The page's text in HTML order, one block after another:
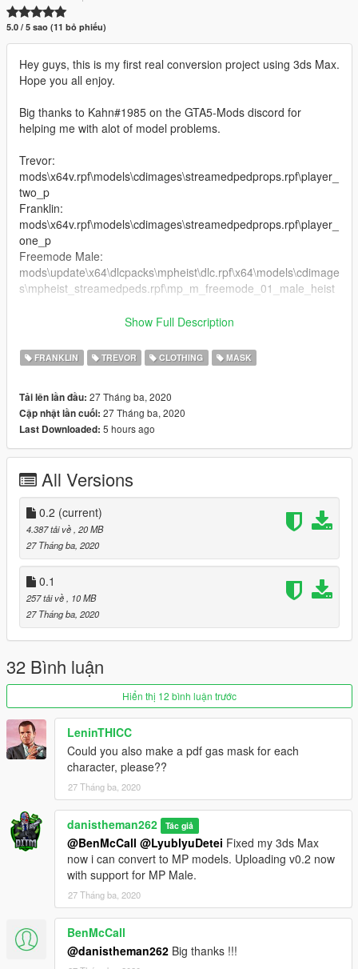
5.0 / 5 sao (11 bỏ phiếu)
Hey guys, this is my first real conversion project using 3ds Max.
Hope you all enjoy.
Big thanks to Kahn#1985 on the GTA5-Mods discord for
helping me with alot of model problems.
Trevor:
mods\x64v.rpf\models\cdimages\streamedpedprops.rpf\player_
two_p
Franklin:
mods\x64v.rpf\models\cdimages\streamedpedprops.rpf\player_
one_p
Freemode Male:
mods\update\x64\dlcpacks\mpheist\dlc.rpf\x64\models\cdimage
s\mpheist_streamedpeds.rpf\mp_m_freemode_01_male_heist
for Franklin it is hat 15.
for Freemode Male it is mask 58.
V 0.2
- added mask for Freemode Male.
V 0.1
Show Full Description
FRANKLIN TREVOR CLOTHING MASK
Tải lên lần đầu: 27 Tháng ba, 2020
Cập nhật lần cuối: 27 Tháng ba, 2020
Last Downloaded: 5 hours ago
All Versions
0.2 (current)
4.387 tải về , 20 MB
27 Tháng ba, 2020
0.1
257 tải về
, 10 MB
27 Tháng ba, 2020
32 Bình luận
Hiển thị 12 bình luận trước
LeninTHICC
Could you also make a pdf gas mask for each
character, please??
27 Tháng ba, 2020
danistheman262 Tác giả
@BenMcCall @LyublyuDetei Fixed my 3ds Max
now i can convert to MP models. Uploading v0.2 now
with support for MP Male.
27 Tháng ba, 2020
BenMcCall
@danistheman262 Big thanks !!!